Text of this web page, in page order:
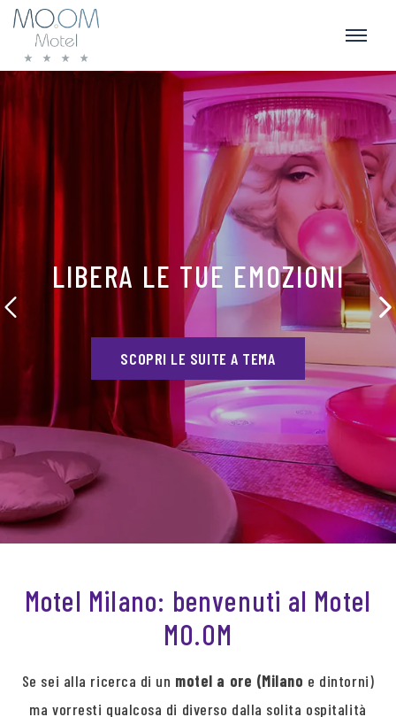
LIBERA LE TUE EMOZIONI
SCOPRI LE SUITE A TEMA
Motel Milano: benvenuti al Motel
MO.OM
Se sei alla ricerca di un motel a ore (Milano e dintorni)
ma vorresti qualcosa di diverso dalla solita ospitalità